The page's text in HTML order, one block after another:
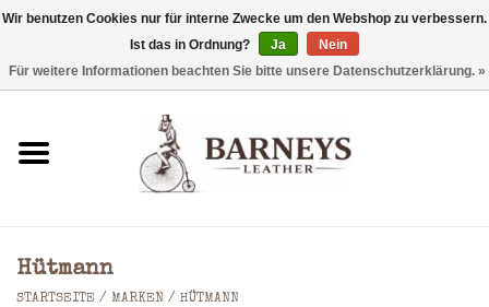
0 Artikel - €0,00
Geldbörse
Rucksäcke
Hütmann
STARTSEITE / MARKEN / HÜTMANN
Wir benutzen Cookies nur für interne Zwecke um den Webshop zu verbessern.
Ist das in Ordnung?
Ja
Nein
Für weitere Informationen beachten Sie bitte unsere Datenschutzerklärung. »